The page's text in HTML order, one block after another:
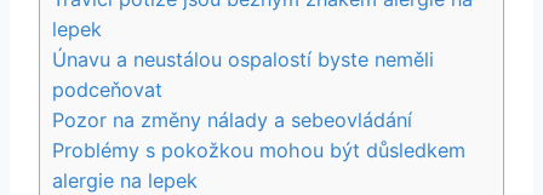
lepek
Únavu a neustálou ospalostí byste neměli
podceňovat
Pozor na změny nálady a sebeovládání
Problémy s pokožkou mohou být důsledkem
alergie na lepek